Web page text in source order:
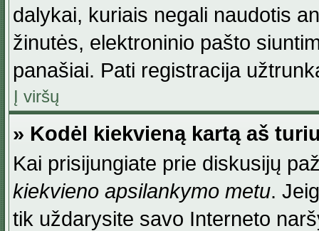
dalykai, kuriais negali naudotis
žinutės, elektroninio pašto
panašiai. Pati registracija
Į viršų
» Kodėl kiekvieną kartą aš
Kai prisijungiate prie diskusijų
kiekvieno apsilankymo metu.
tik uždarysite savo Interneto